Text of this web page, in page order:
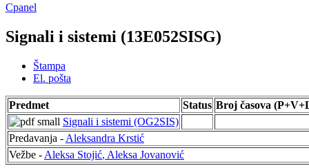
Cpanel
Signali i sistemi (13E052SISG)
Štampa
El. pošta
Predmet Status Broj časova
Signali i sistemi (OG2SIS)
Predavanja - Aleksandra Krstić
Vežbe - Aleksa Stojić, Aleksa Jovanović